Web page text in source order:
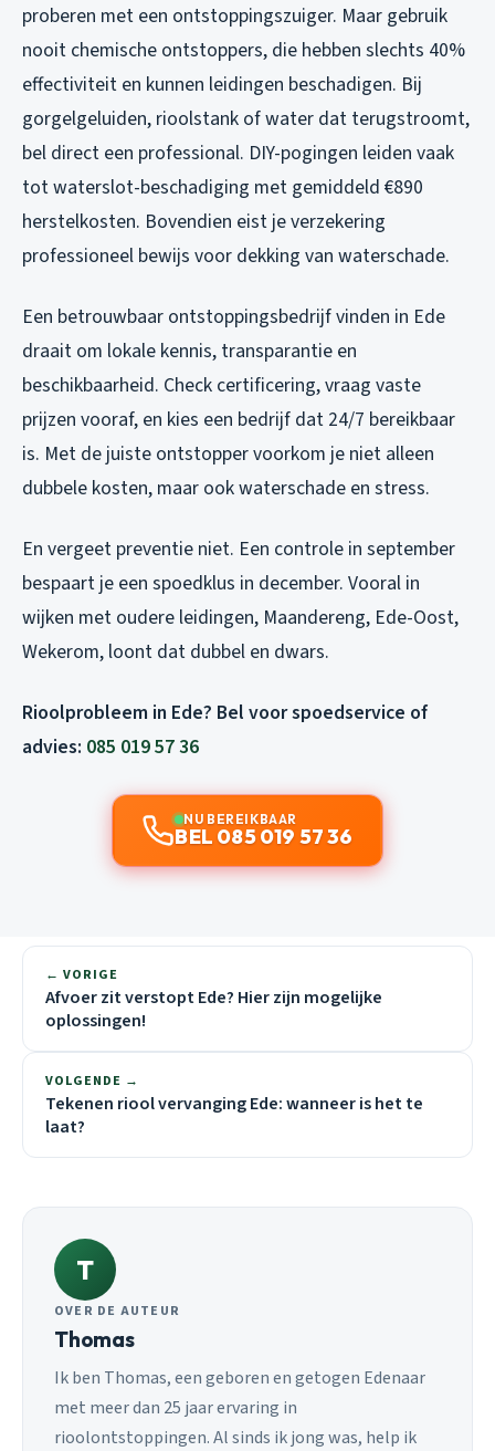
proberen met een ontstoppingszuiger. Maar gebruik
nooit chemische ontstoppers, die hebben slechts 40%
effectiviteit en kunnen leidingen beschadigen. Bij
gorgelgeluiden, rioolstank of water dat terugstroomt,
bel direct een professional. DIY-pogingen leiden vaak
tot waterslot-beschadiging met gemiddeld €890
herstelkosten. Bovendien eist je verzekering
professioneel bewijs voor dekking van waterschade.
Een betrouwbaar ontstoppingsbedrijf vinden in Ede
draait om lokale kennis, transparantie en
beschikbaarheid. Check certificering, vraag vaste
prijzen vooraf, en kies een bedrijf dat 24/7 bereikbaar
is. Met de juiste ontstopper voorkom je niet alleen
dubbele kosten, maar ook waterschade en stress.
En vergeet preventie niet. Een controle in september
bespaart je een spoedklus in december. Vooral in
wijken met oudere leidingen, Maandereng, Ede-Oost,
Wekerom, loont dat dubbel en dwars.
Rioolprobleem in Ede? Bel voor spoedservice of
advies: 085 019 57 36
NU BEREIKBAAR
BEL 085 019 57 36
← VORIGE
Afvoer zit verstopt Ede? Hier zijn mogelijke
oplossingen!
VOLGENDE →
Tekenen riool vervanging Ede: wanneer is het te
laat?
T
OVER DE AUTEUR
Thomas
Ik ben Thomas, een geboren en getogen Edenaar
met meer dan 25 jaar ervaring in
rioolontstoppingen. Al sinds ik jong was, help ik